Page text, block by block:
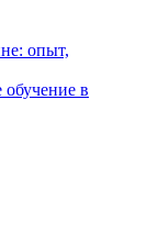
опыт,
в